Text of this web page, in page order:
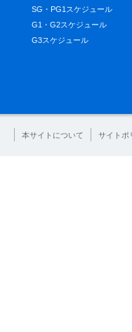
SG・PG1スケジュール
G1・G2スケジュール
G3スケジュール
本サイトについて サイトポ